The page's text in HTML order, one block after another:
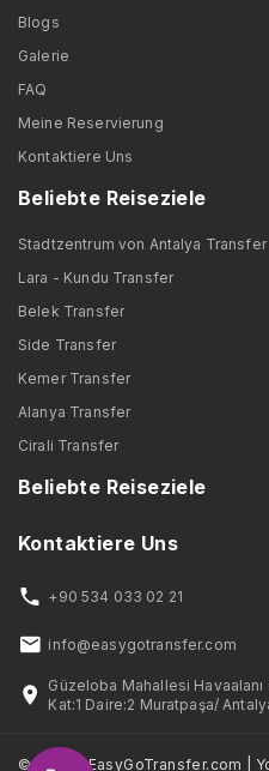
Blogs
Galerie
FAQ
Meine Reservierung
Kontaktiere Uns
Beliebte Reiseziele
Stadtzentrum von Antalya Transfer
Lara - Kundu Transfer
Belek Transfer
Side Transfer
Kemer Transfer
Alanya Transfer
Cirali Transfer
Beliebte Reiseziele
Kontaktiere Uns
+90 534 033 02 21
info@easygotransfer.com
Güzeloba Mahallesi Havaalanı
Kat:1 Daire:2 Muratpaşa/
© 2025 - EasyGoTransfer.com |